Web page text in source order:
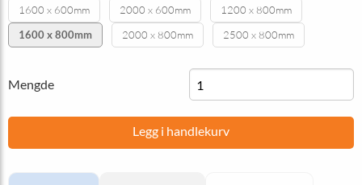
1600 x 600mm 2000 x 600mm
1200 x 800mm
1600 x 800mm
2000 x 800mm 2500 x 800mm
Mengde
Legg i handlekurv